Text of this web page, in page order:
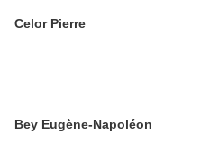
Celor Pierre
Bey Eugène-Napoléon